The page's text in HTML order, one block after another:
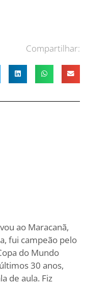
Compartilhar:
ao Maracanã,
fui campeão pelo
do Mundo
30 anos,
de aula. Fiz